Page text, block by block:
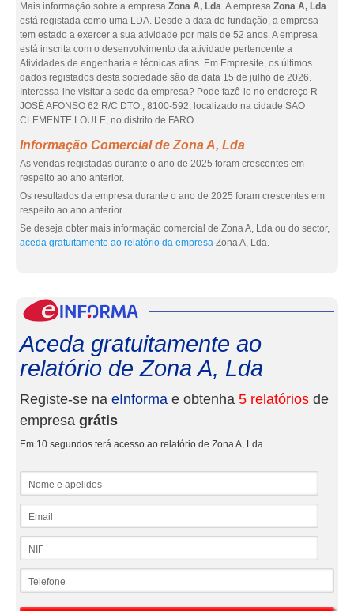
Mais informação sobre a empresa Zona A, Lda. A empresa Zona A, Lda
está registada como uma LDA. Desde a data de fundação, a empresa
tem estado a exercer a sua atividade por mais de 52 anos. A empresa
está inscrita com o desenvolvimento da atividade pertencente a
Atividades de engenharia e técnicas afins. Em Empresite, os últimos
dados registados desta sociedade são da data 15 de julho de 2026.
Interessa-lhe visitar a sede da empresa? Pode fazê-lo no endereço R
JOSÉ AFONSO 62 R/C DTO., 8100-592, localizado na cidade SAO
CLEMENTE LOULE, no distrito de FARO.
Informação Comercial de Zona A, Lda
As vendas registadas durante o ano de 2025 foram crescentes em
respeito ao ano anterior.
Os resultados da empresa durante o ano de 2025 foram crescentes em
respeito ao ano anterior.
Se deseja obter mais informação comercial de Zona A, Lda ou do sector,
aceda gratuitamente ao relatório da empresa Zona A, Lda.
Aceda gratuitamente ao
relatório de Zona A, Lda
Registe-se na eInforma e obtenha 5 relatórios de
empresa grátis
Em 10 segundos terá acesso ao relatório de Zona A, Lda